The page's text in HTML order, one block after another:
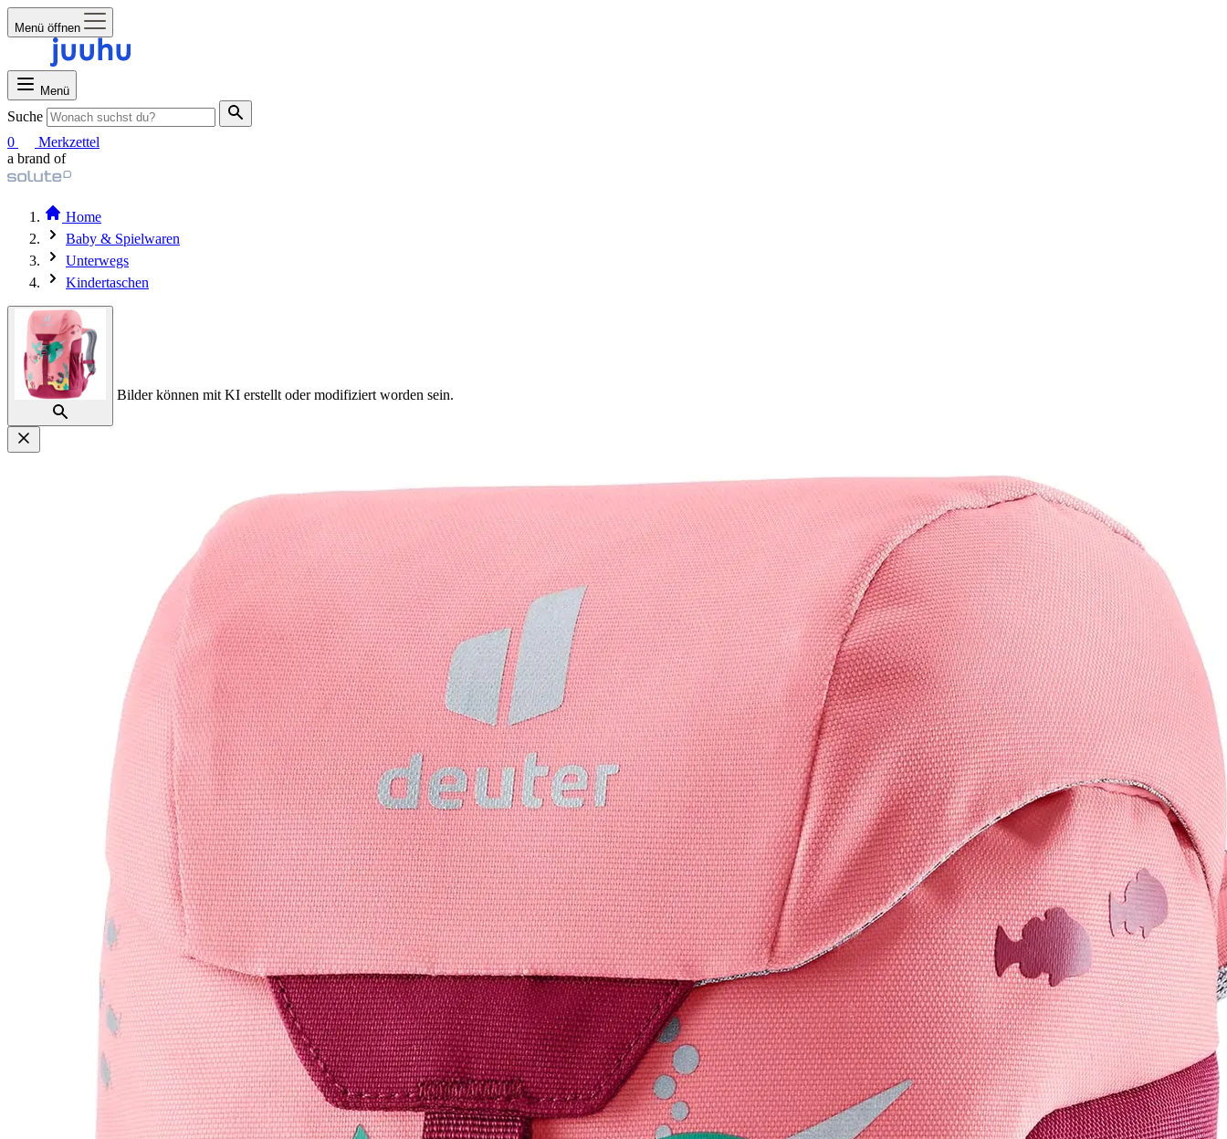
Menü öffnen
Menü
Suche
0
Merkzettel
a brand of
Home
Baby & Spielwaren
Unterwegs
Kindertaschen
Bilder können mit KI erstellt oder modifiziert worden sein.